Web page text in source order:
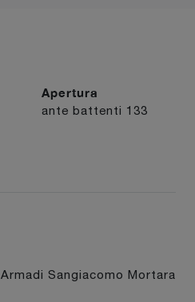
Apertura
ante battenti 133
Armadi Sangiacomo Mortara